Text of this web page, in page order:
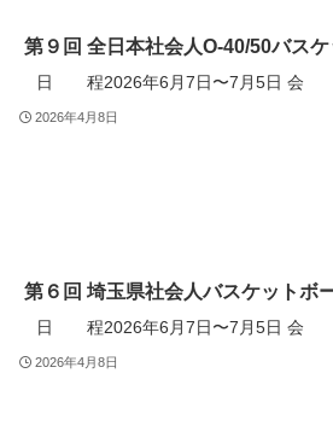
第９回 全日本社会人O-40/50バス
日 程2026年6月7日〜7月5日 会
2026年4月8日
第６回 埼玉県社会人バスケットボ
日 程2026年6月7日〜7月5日 会
2026年4月8日